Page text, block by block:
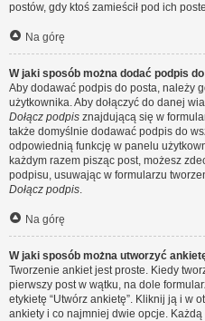
postów, gdy ktoś zamieścił pod ich
Na górę
W jaki sposób można dodać podpis
Aby dodawać podpis do posta, należy
użytkownika. Aby dołączyć do danej
Dołącz podpis znajdującą się w
także domyślnie dodawać podpis do
odpowiednią funkcję w panelu
każdym razem pisząc post, możesz
podpisu, usuwając w formularzu
Dołącz podpis.
Na górę
W jaki sposób można utworzyć
Tworzenie ankiet jest proste. Kiedy
pierwszy post w wątku, na dole
etykietę “Utwórz ankietę”. Kliknij ją i w
ankiety i co najmniej dwie opcje.